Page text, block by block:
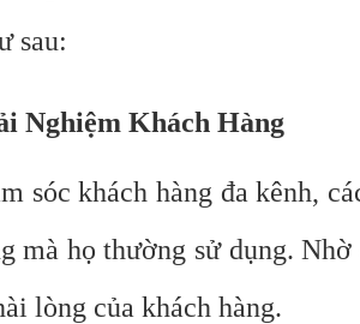
sau:
Nghiệm Khách Hàng
sóc khách hàng đa kênh,
mà họ thường sử dụng.
lòng của khách hàng.